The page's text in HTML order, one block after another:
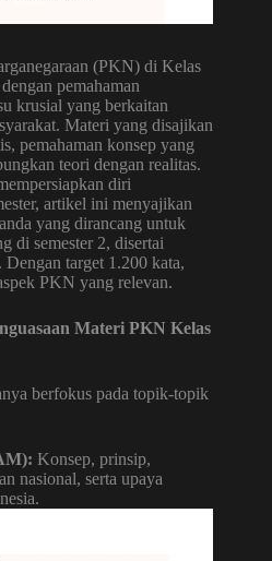
(PKN) di Kelas
pemahaman
krusial yang berkaitan
Materi yang disajikan
pemahaman konsep yang
teori dengan realitas.
diri
artikel ini menyajikan
yang dirancang untuk
di semester 2, disertai
Dengan target 1.200 kata,
PKN yang relevan.
Materi PKN Kelas
berfokus pada topik-topik
Konsep, prinsip,
nasional, serta upaya